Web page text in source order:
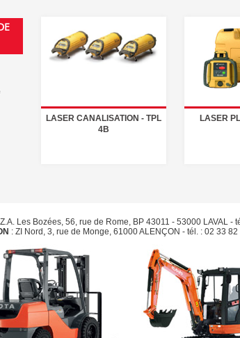
LASER CANALISATION - TPL
4B
LASER
Les Bozées, 56, rue de Rome, BP 43011 - 53000 LAVAL -
: ZI Nord, 3, rue de Monge, 61000 ALENÇON - tél. : 02 33